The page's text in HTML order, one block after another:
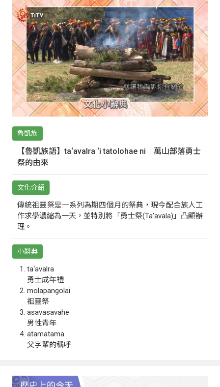
魯凱族
【魯凱族語】ta‘avalra ‘i tatolohae ni｜萬山部落勇士
祭的由來
文化介紹
傳統祖靈祭是一系列為期四個月的祭典，現今配合族人工
作求學濃縮為一天，並特別將「勇士祭(Ta‘avala)」凸顯辦
理。
小辭典
ta‘avalra
勇士成年禮
molapangolai
祖靈祭
asavasavahe
男性青年
atamatama
父字輩的稱呼